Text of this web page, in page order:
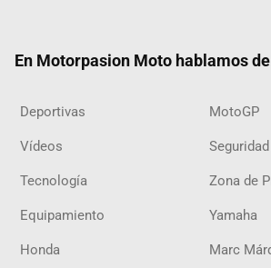
En Motorpasion Moto hablamos
Deportivas MotoGP
Vídeos Seguridad
Tecnología Zona de
Equipamiento Yamaha
Honda Marc